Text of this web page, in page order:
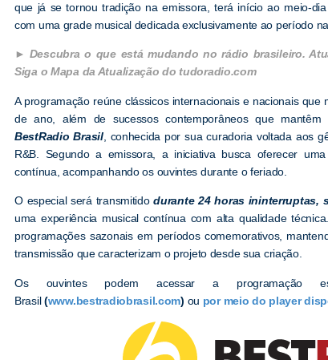
que já se tornou tradição na emissora, terá início ao meio-
com uma grade musical dedicada exclusivamente ao período
Descubra o que está mudando no rádio brasileiro.
Siga o Mapa da Atualização do tudoradio.com
A programação reúne clássicos internacionais e nacionais que
de ano, além de sucessos contemporâneos que mantêm
BestRadio Brasil, conhecida por sua curadoria voltada aos
R&B. Segundo a emissora, a iniciativa busca oferecer
contínua, acompanhando os ouvintes durante o feriado.
O especial será transmitidodurante 24 horas ininterruptas,
uma experiência musical contínua com alta qualidade
programações sazonais em períodos comemorativos,
transmissão que caracterizam o projeto desde sua criação.
Os ouvintes podem acessar a programação
Brasil(www.bestradiobrasil.com) ou por meio do player